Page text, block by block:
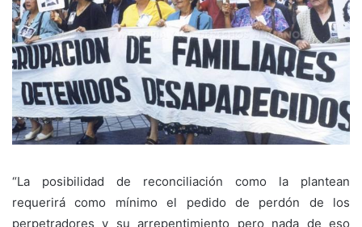
“La posibilidad de reconciliación como la plantean
requerirá como mínimo el pedido de perdón de los
perpetradores y su arrepentimiento pero nada de eso